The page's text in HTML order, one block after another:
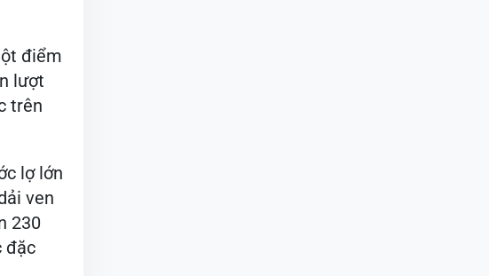
điểm
lượt
trên
lợ lớn
ven
230
đặc